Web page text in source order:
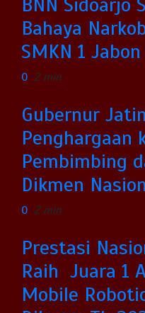
Bahaya
SMKN 1 Jabon
0 2 min
Gubernur
Penghargaan
Pembimbing
Dikmen
0 2 min
Prestasi
Raih Juara 1
Mobile